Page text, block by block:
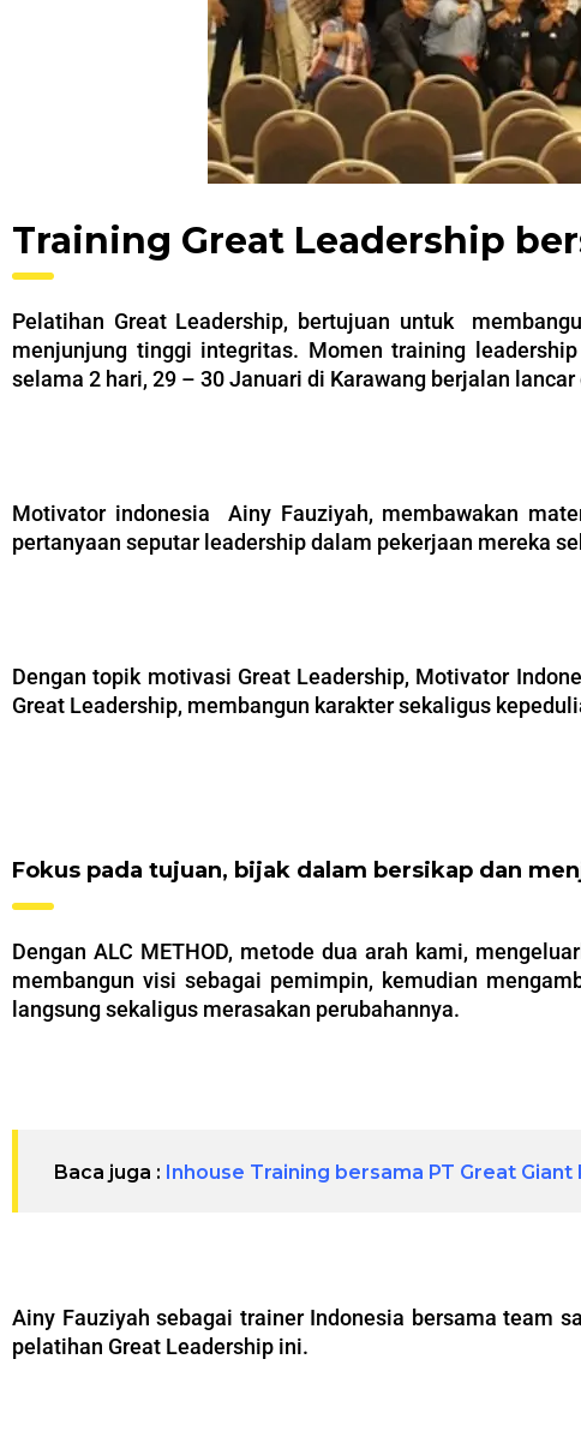
Training Great Leadership
Pelatihan Great Leadership, bertujuan untuk
menjunjung tinggi integritas. Momen training
selama 2 hari, 29 – 30 Januari di Karawang berjalan lancar
Motivator indonesia Ainy Fauziyah, membawakan
pertanyaan seputar leadership dalam pekerjaan mereka
Dengan topik motivasi Great Leadership, Motivator
Great Leadership, membangun karakter sekaligus
Fokus pada tujuan, bijak dalam bersikap dan
Dengan ALC METHOD, metode dua arah kami,
membangun visi sebagai pemimpin, kemudian
langsung sekaligus merasakan perubahannya.
Baca juga : Inhouse Training bersama PT Great Giant
Ainy Fauziyah sebagai trainer Indonesia bersama team
pelatihan Great Leadership ini.